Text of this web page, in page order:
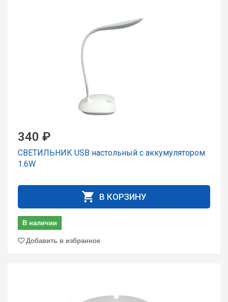
340 ₽
СВЕТИЛЬНИК USB настольный с аккумулятором
1.6W
В КОРЗИНУ
В наличии
Добавить в избранное